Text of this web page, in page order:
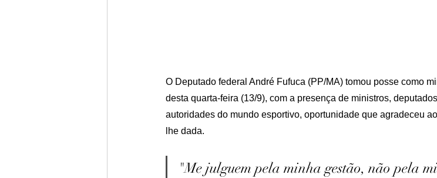
O Deputado federal André Fufuca (PP/MA) tomou posse como
desta quarta-feira (13/9), com a presença de ministros,
autoridades do mundo esportivo, oportunidade que agradeceu
lhe dada.
"Me julguem pela minha gestão, não pela